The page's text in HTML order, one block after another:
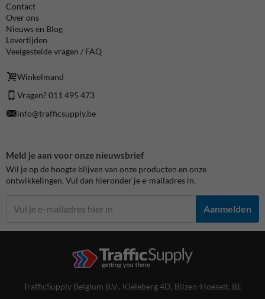
Contact
Over ons
Nieuws en Blog
Levertijden
Veelgestelde vragen / FAQ
Winkelmand
Vragen? 011 495 473
info@trafficsupply.be
Meld je aan voor onze nieuwsbrief
Wil je op de hoogte blijven van onze producten en onze
ontwikkelingen. Vul dan hieronder je e-mailadres in.
Aanmelden
TrafficSupply Belgium B.V., Kieleberg 4D, Bilzen-Hoeselt, BE